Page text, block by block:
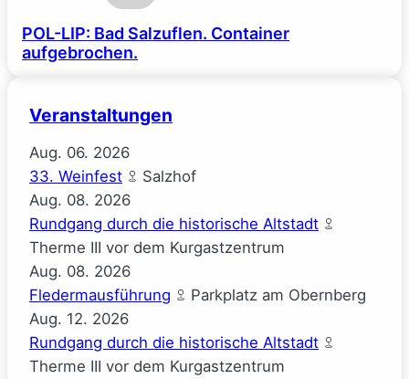
POL-LIP: Bad Salzuflen. Container
aufgebrochen.
Veranstaltungen
Aug. 06. 2026
33. Weinfest
Salzhof
Aug. 08. 2026
Rundgang durch die historische Altstadt
Therme III vor dem Kurgastzentrum
Aug. 08. 2026
Fledermausführung
Parkplatz am Obernberg
Aug. 12. 2026
Rundgang durch die historische Altstadt
Therme III vor dem Kurgastzentrum